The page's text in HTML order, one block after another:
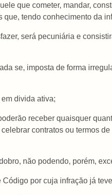
que cometer, mandar,
tendo conhecimento da
será pecuniária e
se, imposta de forma
divida ativa;
receber quaisquer
contratos ou termos
năo podendo, porém,
por cuja infraçăo já